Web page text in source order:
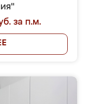
за п.м.